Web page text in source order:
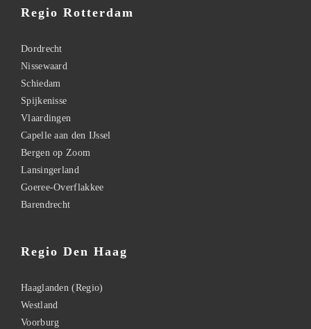
Regio Rotterdam
Dordrecht
Nissewaard
Schiedam
Spijkenisse
Vlaardingen
Capelle aan den IJssel
Bergen op Zoom
Lansingerland
Goeree-Overflakkee
Barendrecht
Regio Den Haag
Haaglanden (Regio)
Westland
Voorburg